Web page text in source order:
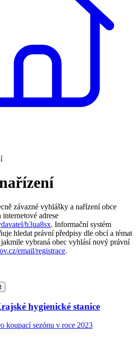
závazné vyhlášky a nařízení obce
adrese
h3ua8sx. Informační systém
hledat právní předpisy dle obcí a témat
vybraná obec vyhlásí nový právní
email/registrace.
hygienické stanice
koupací sezónu v roce 2023